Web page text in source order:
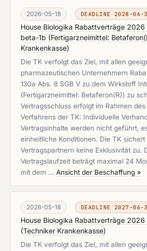
2026-05-18 DEADLINE 2028-06-
House Biologika Rabattverträge 2026
beta-1b (Fertigarzneimittel:
Krankenkasse)
Die TK verfolgt das Ziel, mit allen
pharmazeutischen Unternehmern
130a Abs. 8 SGB V zu dem Wirkstoff
(Fertigarzneimittel: Betaferon(R)) zu
Vertragsschluss erfolgt im Rahmen
Verfahrens der TK: Individuelle
Vertragsinhalte werden nicht geführt,
einheitliche Konditionen. Die TK sichert
Vertragspartnern keine Exklusivität zu.
Vertragslaufzeit beträgt maximal 24
mit dem … Ansicht der Beschaffung »
2026-05-18 DEADLINE 2027-06-
House Biologika Rabattverträge 2026
(Techniker Krankenkasse)
Die TK verfolgt das Ziel, mit allen